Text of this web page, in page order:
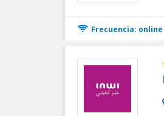
Frecuencia: online